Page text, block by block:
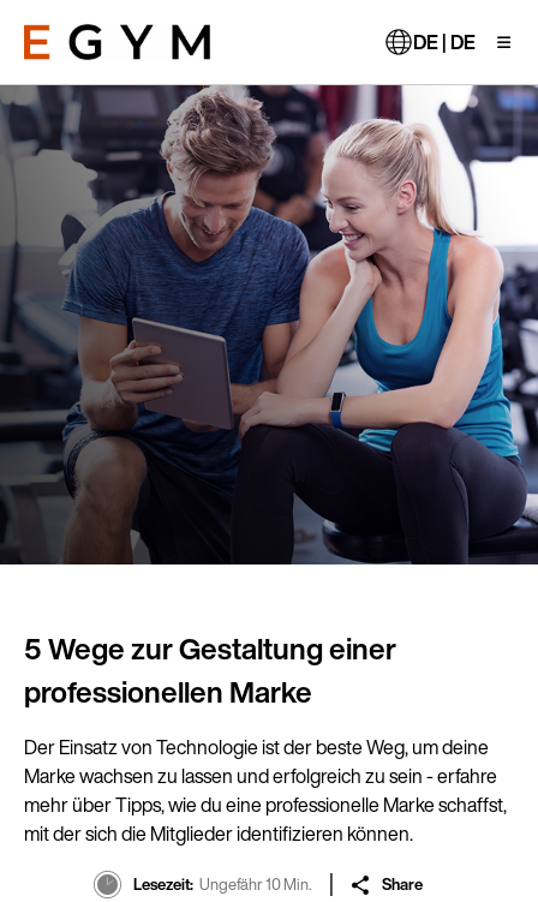
zum
Inhalt DE | DE
5 Wege zur Gestaltung einer
professionellen Marke
Der Einsatz von Technologie ist der beste Weg, um deine
Marke wachsen zu lassen und erfolgreich zu sein - erfahre
mehr über Tipps, wie du eine professionelle Marke schaffst,
mit der sich die Mitglieder identifizieren können.
Lesezeit Ungefähr 10 Min. Share